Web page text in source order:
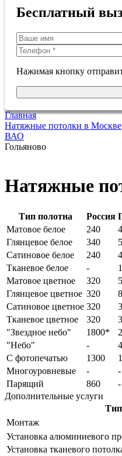
Бесплатный
Нажимая кнопку
Главная
Натяжные потолки в Москве
ВАО
Гольяново
Натяжные
Тип полотна Россия
Матовое белое
240
Глянцевое белое
340
Сатиновое белое
240
Тканевое белое
-
Матовое цветное
320
Глянцевое цветное 320
Сатиновое цветное 320
Тканевое цветное
320
"Звездное небо"
1800*
"Небо"
-
С фотопечатью
1300
Многоуровневые
- -
Парящий
860 -
Дополнительные услуги
Тип
Монтаж
Установка алюминиевого
Установка тканевого